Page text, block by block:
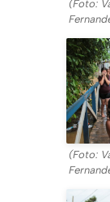
(Foto:
(Foto: